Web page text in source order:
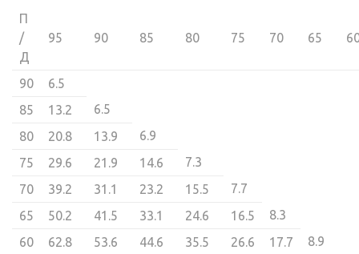
П
/
Д
95 90 85 80 75 70 65
90
6.5
85
13.2
6.5
80
20.8 13.9
6.9
75
29.6 21.9 14.6
7.3
70
39.2 31.1 23.2 15.5
7.7
65
50.2 41.5 33.1 24.6 16.5
8.3
60
62.8 53.6 44.6 35.5 26.6 17.7
8.9